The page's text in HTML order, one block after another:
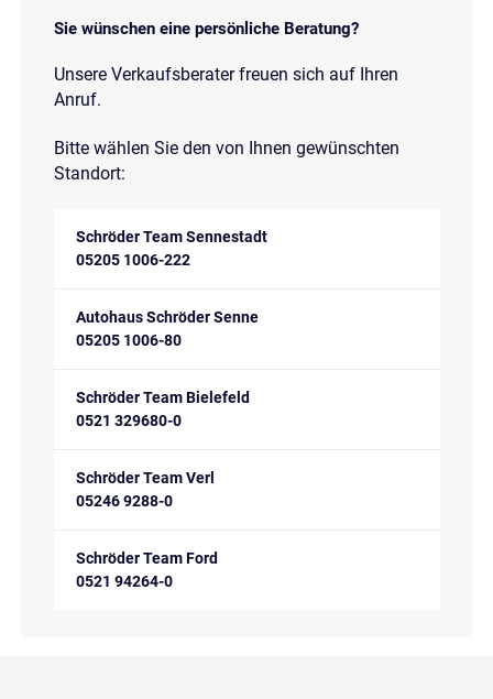
Sie wünschen eine persönliche Beratung?
Unsere Verkaufsberater freuen sich auf Ihren
Anruf.
Bitte wählen Sie den von Ihnen gewünschten
Standort:
Schröder Team Sennestadt
05205 1006-222
Autohaus Schröder Senne
05205 1006-80
Schröder Team Bielefeld
0521 329680-0
Schröder Team Verl
05246 9288-0
Schröder Team Ford
0521 94264-0